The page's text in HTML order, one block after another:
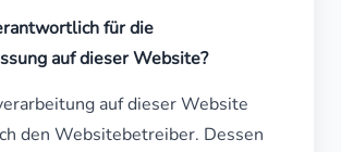
für die
auf dieser Website?
auf dieser Website
den Websitebetreiber. Dessen